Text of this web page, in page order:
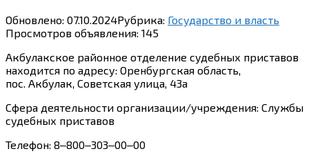
Обновлено: 07.10.2024Рубрика: Государство и власть
Просмотров объявления: 145
Акбулакское районное отделение судебных приставов
находится по адресу: Оренбургская область,
пос. Акбулак, Советская улица, 43а
Сфера деятельности организации/учреждения: Службы
судебных приставов
Телефон: 8‒800‒303‒00‒00